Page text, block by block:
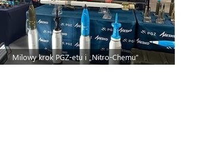
Milowy krok PGZ-etu i „Nitro-Chemu”